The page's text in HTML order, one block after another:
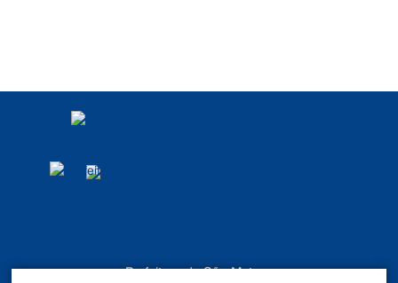
Prefeitura de São Mateus